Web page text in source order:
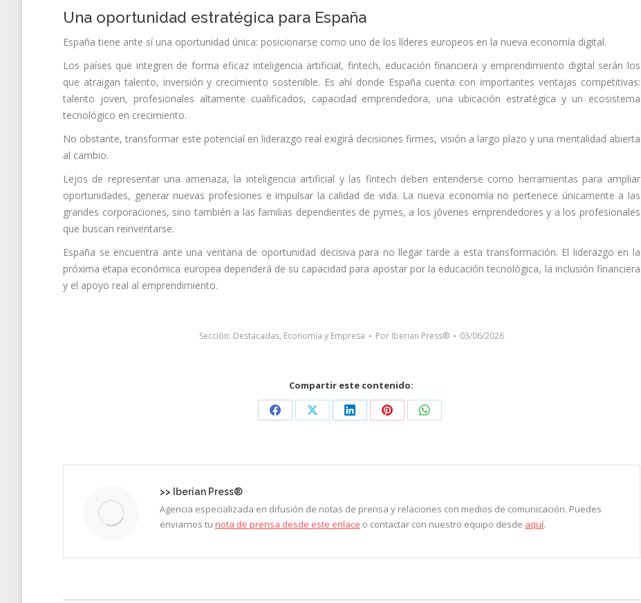
Una oportunidad estratégica para España
España tiene ante sí una oportunidad única: posicionarse como uno de los líderes europeos en la nueva economía digital.
Los países que integren de forma eficaz inteligencia artificial, fintech, educación financiera y emprendimiento digital serán los
que atraigan talento, inversión y crecimiento sostenible. Es ahí donde España cuenta con importantes ventajas competitivas:
talento joven, profesionales altamente cualificados, capacidad emprendedora, una ubicación estratégica y un ecosistema
tecnológico en crecimiento.
No obstante, transformar este potencial en liderazgo real exigirá decisiones firmes, visión a largo plazo y una mentalidad abierta
al cambio.
Lejos de representar una amenaza, la inteligencia artificial y las fintech deben entenderse como herramientas para ampliar
oportunidades, generar nuevas profesiones e impulsar la calidad de vida. La nueva economía no pertenece únicamente a las
grandes corporaciones, sino también a las familias dependientes de pymes, a los jóvenes emprendedores y a los profesionales
que buscan reinventarse.
España se encuentra ante una ventana de oportunidad decisiva para no llegar tarde a esta transformación. El liderazgo en la
próxima etapa económica europea dependerá de su capacidad para apostar por la educación tecnológica, la inclusión financiera
y el apoyo real al emprendimiento.
Sección: Destacadas, Economía y Empresa Por Iberian Press® 03/06/2026
Compartir este contenido:
Share
Facebook
Share
X
Share
LinkedIn
Share
Pinterest
Share
WhatsApp
>> Iberian Press®
Agencia especializada en difusión de notas de prensa y relaciones con medios de comunicación. Puedes
enviarnos tu nota de prensa desde este enlace o contactar con nuestro equipo desde aquí.